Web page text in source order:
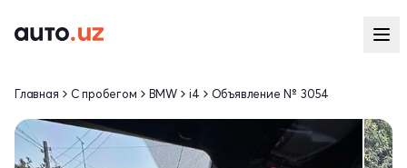
Главная С пробегом BMW i4 Объявление № 3054